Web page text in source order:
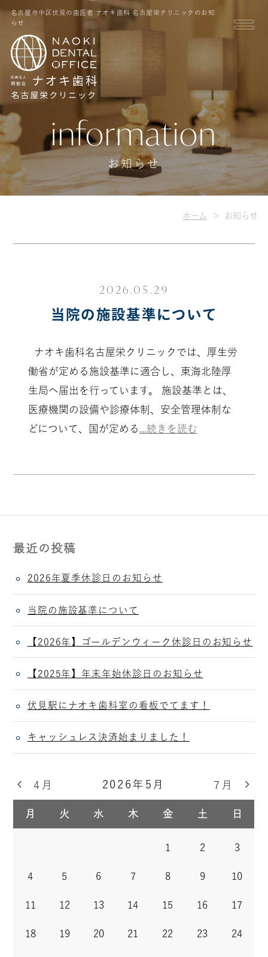
名古屋市中区伏見の歯医者 ナオキ歯科 名古屋栄クリニックのお知
らせ
information
お知らせ
ホーム お知らせ
2026.05.29
当院の施設基準について
ナオキ歯科名古屋栄クリニックでは、厚生労
働省が定める施設基準に適合し、東海北陸厚
生局へ届出を行っています。 施設基準とは、
医療機関の設備や診療体制、安全管理体制な
どについて、国が定める
...続きを読む
最近の投稿
2026年夏季休診日のお知らせ
当院の施設基準について
【2026年】ゴールデンウィーク休診日のお知らせ
【2025年】年末年始休診日のお知らせ
伏見駅にナオキ歯科室の看板でてます！
キャッシュレス決済始まりました！
2026年5月
月 火 水 木 金 土 日
4月 7月
1 2 3
4 5 6 7 8 9 10
11 12 13 14 15 16 17
18 19 20 21 22 23 24